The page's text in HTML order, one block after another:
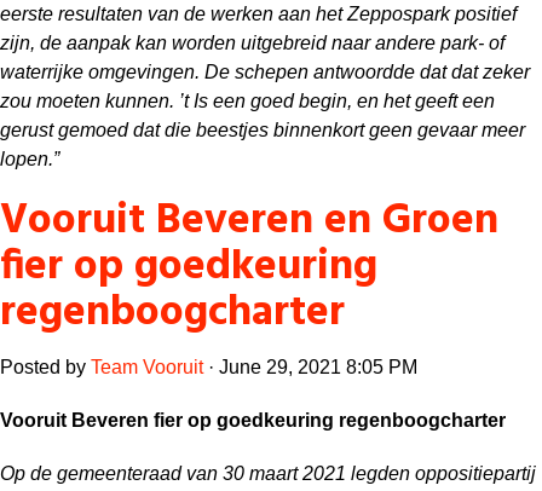
eerste resultaten van de werken aan het Zeppospark positief
zijn, de aanpak kan worden uitgebreid naar andere park- of
waterrijke omgevingen. De schepen antwoordde dat dat zeker
zou moeten kunnen. ’t Is een goed begin, en het geeft een
gerust gemoed dat die beestjes binnenkort geen gevaar meer
lopen.”
Vooruit Beveren en Groen
fier op goedkeuring
regenboogcharter
Posted by Team Vooruit· June 29, 2021 8:05 PM
Vooruit Beveren fier op goedkeuring regenboogcharter
Op de gemeenteraad van 30 maart 2021 legden oppositiepartij